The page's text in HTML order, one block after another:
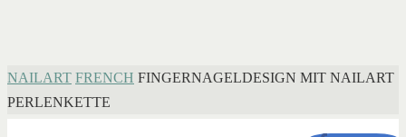
HOME
NAILART FRENCH FINGERNAGELDESIGN MIT NAILART
PERLENKETTE